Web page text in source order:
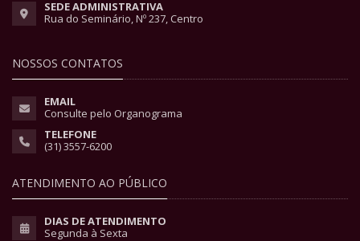
SEDE ADMINISTRATIVA
Rua do Seminário, Nº 237, Centro
NOSSOS CONTATOS
EMAIL
Consulte pelo Organograma
TELEFONE
(31) 3557-6200
ATENDIMENTO AO PÚBLICO
DIAS DE ATENDIMENTO
Segunda à Sexta